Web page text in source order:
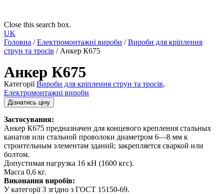
Close this search box.
UK
Головна /Електромонтажні вироби /Вироби для кріплення
струн та тросів / Анкер К675
Анкер К675
Категорії Вироби для кріплення струн та тросів,
Електромонтажні вироби
Дізнатись ціну
Застосування:
Анкер К675 предназначен для концевого крепления стальных
канатов или стальной проволоки диаметром 6—8 мм к
строительным элементам зданий; закрепляется сваркой или
болтом.
Допустимая нагрузка 16 кН (1600 кгс).
Масса 0,6 кг.
Виконання виробів:
У категорії 3 згідно з ГОСТ 15150-69.